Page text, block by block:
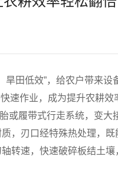
田低效”，给农户带来
作业，成为提升农耕效率
履带式行走系统，变大
，刃口经特殊热处理，
转速，快速破碎板结土